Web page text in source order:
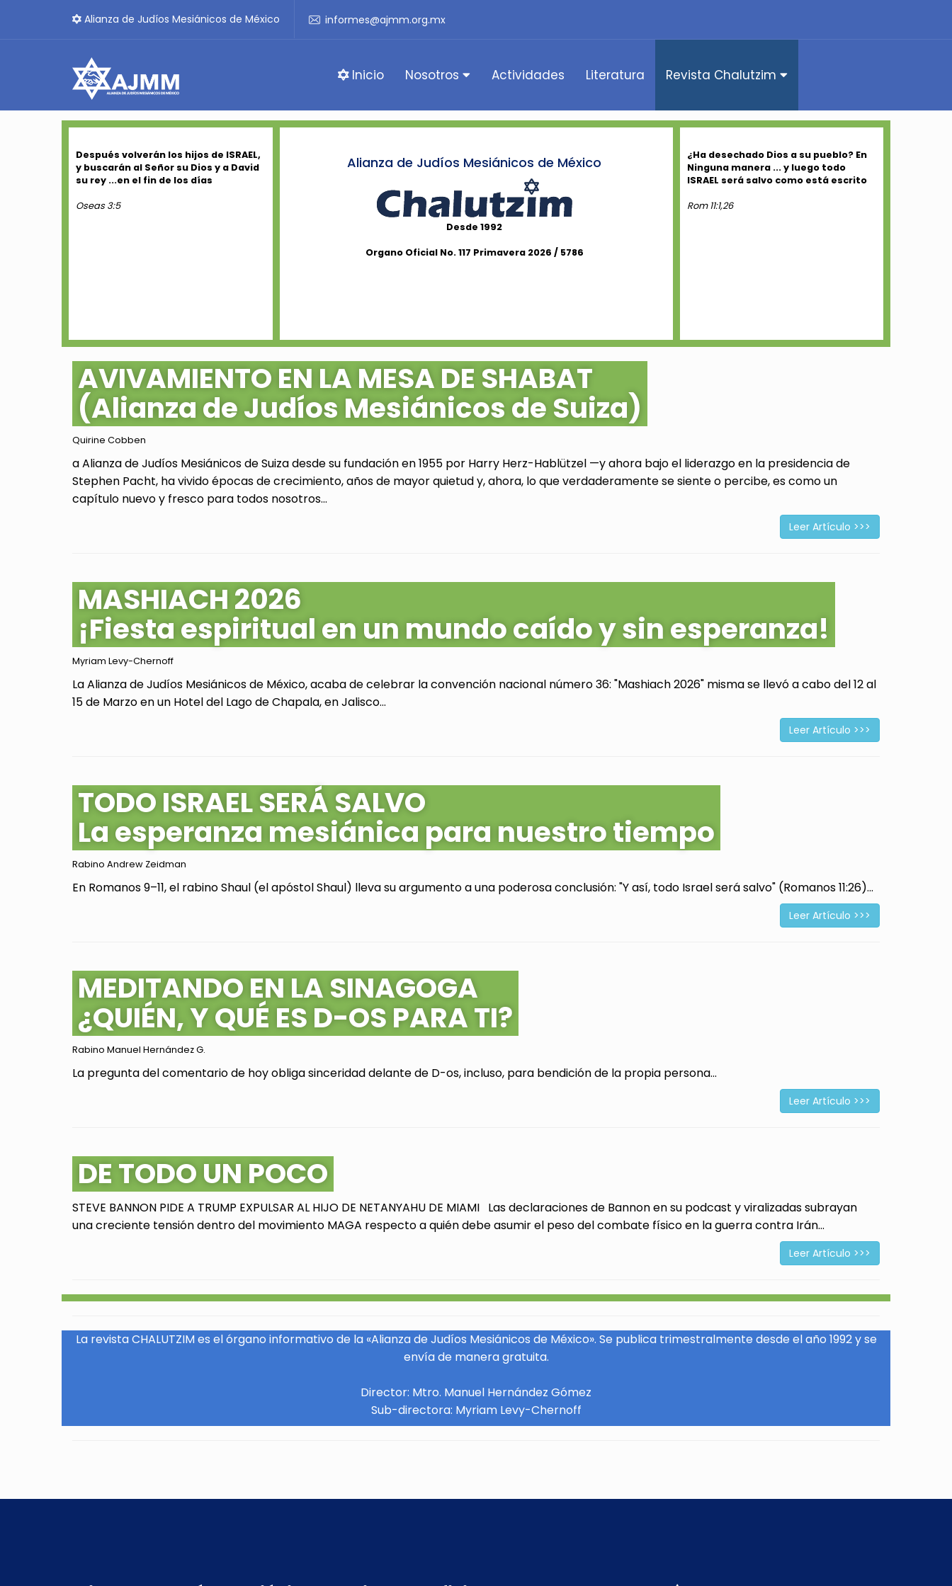
Alianza de Judíos Mesiánicos de México informes@ajmm.org.mx
Inicio Nosotros Actividades Literatura Revista Chalutzim
Después volverán los hijos de ISRAEL,
y buscarán al Señor su Dios y a David
su rey ...en el fin de los días
Oseas 3:5
Alianza de Judíos Mesiánicos de México
Desde 1992
Organo Oficial No. 117 Primavera 2026 / 5786
¿Ha desechado Dios a su pueblo? En
Ninguna manera ... y luego todo
ISRAEL será salvo como está escrito
Rom 11:1,26
AVIVAMIENTO EN LA MESA DE SHABAT
(Alianza de Judíos Mesiánicos de Suiza)
Quirine Cobben
a Alianza de Judíos Mesiánicos de Suiza desde su fundación en 1955 por Harry Herz-Hablützel —y ahora bajo el liderazgo en la presidencia de
Stephen Pacht, ha vivido épocas de crecimiento, años de mayor quietud y, ahora, lo que verdaderamente se siente o percibe, es como un
capítulo nuevo y fresco para todos nosotros...
Leer Artículo >>>
MASHIACH 2026
¡Fiesta espiritual en un mundo caído y sin esperanza!
Myriam Levy-Chernoff
La Alianza de Judíos Mesiánicos de México, acaba de celebrar la convención nacional número 36: "Mashiach 2026" misma se llevó a cabo del 12 al
15 de Marzo en un Hotel del Lago de Chapala, en Jalisco...
Leer Artículo >>>
TODO ISRAEL SERÁ SALVO
La esperanza mesiánica para nuestro tiempo
Rabino Andrew Zeidman
En Romanos 9–11, el rabino Shaul (el apóstol Shaul) lleva su argumento a una poderosa conclusión: "Y así, todo Israel será salvo" (Romanos 11:26)...
Leer Artículo >>>
MEDITANDO EN LA SINAGOGA
¿QUIÉN, Y QUÉ ES D-OS PARA TI?
Rabino Manuel Hernández G.
La pregunta del comentario de hoy obliga sinceridad delante de D-os, incluso, para bendición de la propia persona...
Leer Artículo >>>
DE TODO UN POCO
STEVE BANNON PIDE A TRUMP EXPULSAR AL HIJO DE NETANYAHU DE MIAMI Las declaraciones de Bannon en su podcast y viralizadas subrayan
una creciente tensión dentro del movimiento MAGA respecto a quién debe asumir el peso del combate físico en la guerra contra Irán...
Leer Artículo >>>
La revista CHALUTZIM es el órgano informativo de la «Alianza de Judíos Mesiánicos de México». Se publica trimestralmente desde el año 1992 y se
envía de manera gratuita.
Director: Mtro. Manuel Hernández Gómez
Sub-directora: Myriam Levy-Chernoff